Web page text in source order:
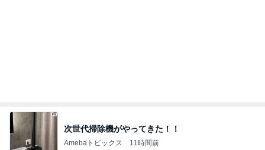
次世代掃除機がやってきた！！
Amebaトピックス 11時間前